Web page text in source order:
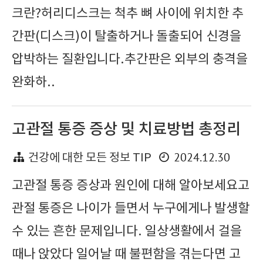
크란?허리디스크는 척추 뼈 사이에 위치한 추
간판(디스크)이 탈출하거나 돌출되어 신경을
압박하는 질환입니다.추간판은 외부의 충격을
완화하..
고관절 통증 증상 및 치료방법 총정리
건강에 대한 모든 정보 TIP
2024.12.30
고관절 통증 증상과 원인에 대해 알아보세요고
관절 통증은 나이가 들면서 누구에게나 발생할
수 있는 흔한 문제입니다. 일상생활에서 걸을
때나 앉았다 일어날 때 불편함을 겪는다면 고